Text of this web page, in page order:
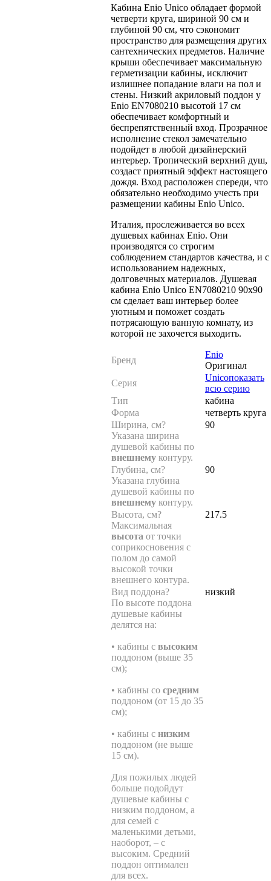
Кабина Enio Unico обладает формой
четверти круга, шириной 90 см и
глубиной 90 см, что сэкономит
пространство для размещения других
сантехнических предметов. Наличие
крыши обеспечивает максимальную
герметизации кабины, исключит
излишнее попадание влаги на пол и
стены. Низкий акриловый поддон у
Enio EN7080210 высотой 17 см
обеспечивает комфортный и
беспрепятственный вход. Прозрачное
исполнение стекол замечательно
подойдет в любой дизайнерский
интерьер. Тропический верхний душ,
создаст приятный эффект настоящего
дождя. Вход расположен спереди, что
обязательно необходимо учесть при
размещении кабины Enio Unico.
Италия, прослеживается во всех
душевых кабинах Enio. Они
производятся со строгим
соблюдением стандартов качества, и с
использованием надежных,
долговечных материалов. Душевая
кабина Enio Unico EN7080210 90х90
см сделает ваш интерьер более
уютным и поможет создать
потрясающую ванную комнату, из
которой не захочется выходить.
Бренд
Enio
Оригинал
Серия
Unicoпоказать
всю серию
Тип
кабина
Форма
четверть круга
Ширина, см?
Указана ширина
душевой кабины по
внешнему контуру.
90
Глубина, см?
Указана глубина
душевой кабины по
внешнему контуру.
90
Высота, см?
Максимальная
высота от точки
соприкосновения с
полом до самой
высокой точки
внешнего контура.
217.5
Вид поддона?
По высоте поддона
душевые кабины
делятся на:
• кабины с высоким
поддоном (выше 35
см);
• кабины со средним
поддоном (от 15 до 35
см);
• кабины с низким
поддоном (не выше
15 см).
Для пожилых людей
больше подойдут
душевые кабины с
низким поддоном, а
для семей с
маленькими детьми,
наоборот, – с
высоким. Средний
поддон оптимален
для всех.
низкий